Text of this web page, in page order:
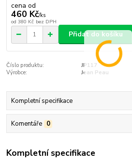
cena od
460 Kč/ks
od 380 Kč bez DPH
Přidat do košíku
Číslo produktu:
JP117
Výrobce:
Jean Peau
Kompletní specifikace
Komentáře 0
Kompletní specifikace